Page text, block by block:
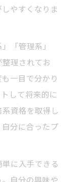
やすくなりま
「管理系」
整理されてお
一目で分かり
して将来的に
資格を取得し
分に合ったプ
に入手できる
自分の興味や